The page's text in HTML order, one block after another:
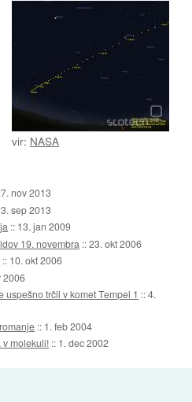
vir: NASA
nov 2013
sep 2013
:: 13. jan 2009
19. novembra ::23. okt 2006
:: 10. okt 2006
2006
uspešno trčil v komet Tempel 1 ::4.
:: 1. feb 2004
molekuli! :: 1. dec 2002